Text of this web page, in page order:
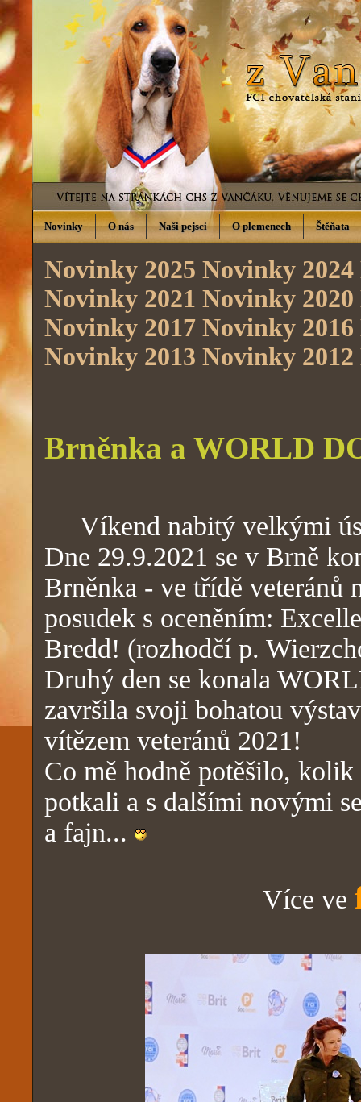
Novinky 2025 Novinky 2024
Novinky 2021 Novinky 2020
Novinky 2017 Novinky 2016
Novinky 2013 Novinky 2012
Brněnka a WORLD
Víkend nabitý velkými
Dne 29.9.2021 se v Brně
Brněnka - ve třídě veteránů
posudek s oceněním:
Bredd! (rozhodčí p.
Druhý den se konala
završila svoji bohatou
vítězem veteránů 2021!
Co mě hodně potěšilo,
potkali a s dalšími novými
a fajn...
Více ve
Novinky O nás Naši pejsci O plemenech Štěňata